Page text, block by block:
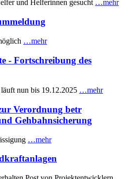
und Helferinnen gesucht …mehr
…mehr
- Fortschreibung des
nun bis 19.12.2025 …mehr
Verordnung betr
Gehbahnsicherung
…mehr